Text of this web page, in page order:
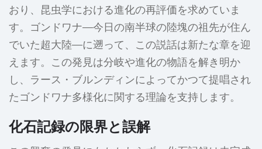
おり、昆虫学における進化の再評価を求めていま
す。ゴンドワナ—今日の南半球の陸塊の祖先が住ん
でいた超大陸—に遡って、この説話は新たな章を迎
えます。この発見は分岐や進化の物語を解き明か
し、ラース・ブルンディンによってかつて提唱され
たゴンドワナ多様化に関する理論を支持します。
化石記録の限界と誤解